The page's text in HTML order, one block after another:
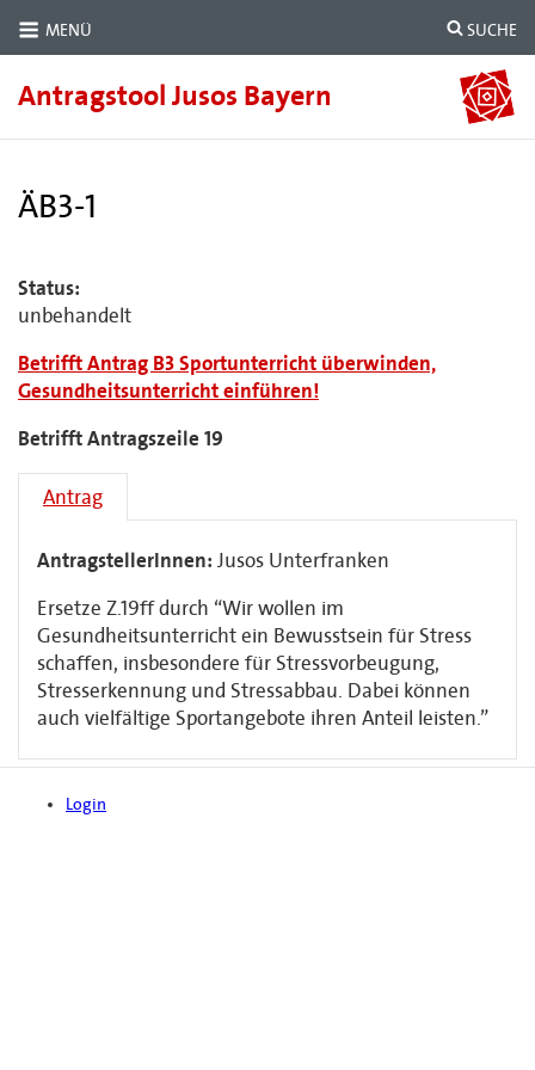
MENÜ SUCHE
Antragstool Jusos Bayern
ÄB3-1
Status:
unbehandelt
Betrifft Antrag B3 Sportunterricht überwinden,
Gesundheitsunterricht einführen!
Betrifft Antragszeile 19
Antrag
AntragstellerInnen: Jusos Unterfranken
Ersetze Z.19ff durch “Wir wollen im
Gesundheitsunterricht ein Bewusstsein für Stress
schaffen, insbesondere für Stressvorbeugung,
Stresserkennung und Stressabbau. Dabei können
auch vielfältige Sportangebote ihren Anteil leisten.”
Login